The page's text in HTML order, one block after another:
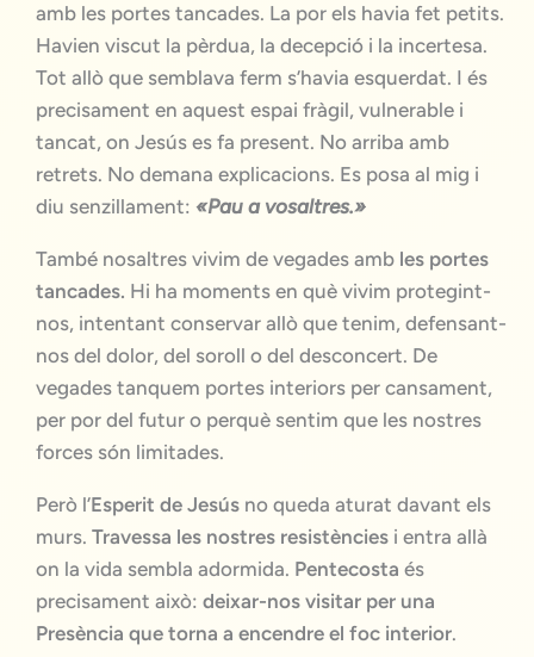
amb les portes tancades. La por els havia fet petits.
Havien viscut la pèrdua, la decepció i la incertesa.
Tot allò que semblava ferm s’havia esquerdat. I és
precisament en aquest espai fràgil, vulnerable i
tancat, on Jesús es fa present. No arriba amb
retrets. No demana explicacions. Es posa al mig i
diu senzillament: «Pau a vosaltres.»
També nosaltres vivim de vegades amb les portes
tancades. Hi ha moments en què vivim protegint-
nos, intentant conservar allò que tenim, defensant-
nos del dolor, del soroll o del desconcert. De
vegades tanquem portes interiors per cansament,
per por del futur o perquè sentim que les nostres
forces són limitades.
Però l’Esperit de Jesús no queda aturat davant els
murs. Travessa les nostres resistències i entra allà
on la vida sembla adormida. Pentecosta és
precisament això: deixar-nos visitar per una
Presència que torna a encendre el foc interior.